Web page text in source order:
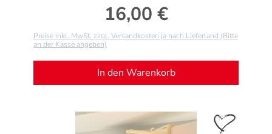
Regulärer Preis:
16,00 €
Preise inkl. MwSt. zzgl. Versandkosten ja nach Lieferland (Bitte
an der Kasse angeben)
In den Warenkorb